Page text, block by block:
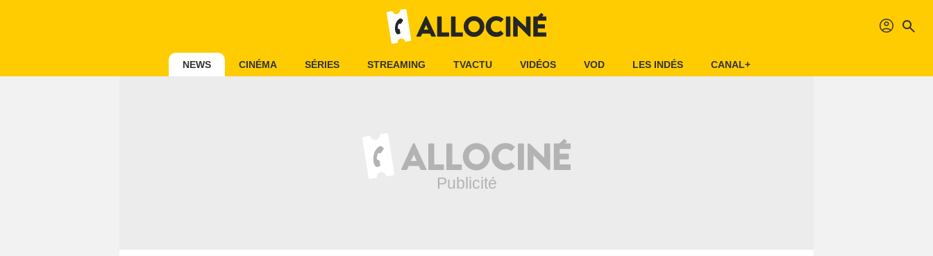
profil search
NEWS CINÉMA SÉRIES STREAMING TVACTU VIDÉOS VOD LES INDÉS CANAL+